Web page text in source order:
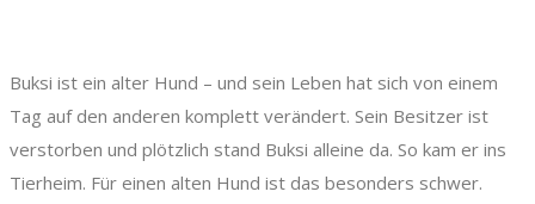
Buksi ist ein alter Hund – und sein Leben hat sich von einem
Tag auf den anderen komplett verändert. Sein Besitzer ist
verstorben und plötzlich stand Buksi alleine da. So kam er ins
Tierheim. Für einen alten Hund ist das besonders schwer.